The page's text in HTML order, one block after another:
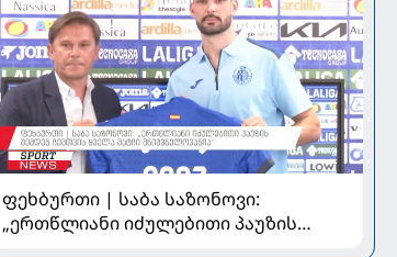
ფეხბურთი | საბა საზონოვი:
„ერთწლიანი იძულებითი პაუზის